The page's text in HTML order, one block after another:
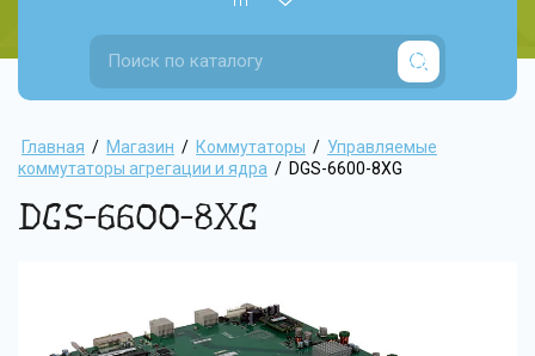
Главная / Магазин / Коммутаторы / Управляемые
коммутаторы агрегации и ядра / DGS-6600-8XG
DGS-6600-8XG